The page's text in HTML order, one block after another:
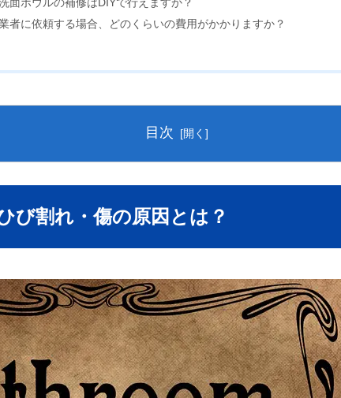
面ボウルの補修はDIYで行えますか？
者に依頼する場合、どのくらいの費用がかかりますか？
目次
び割れ・傷の原因とは？